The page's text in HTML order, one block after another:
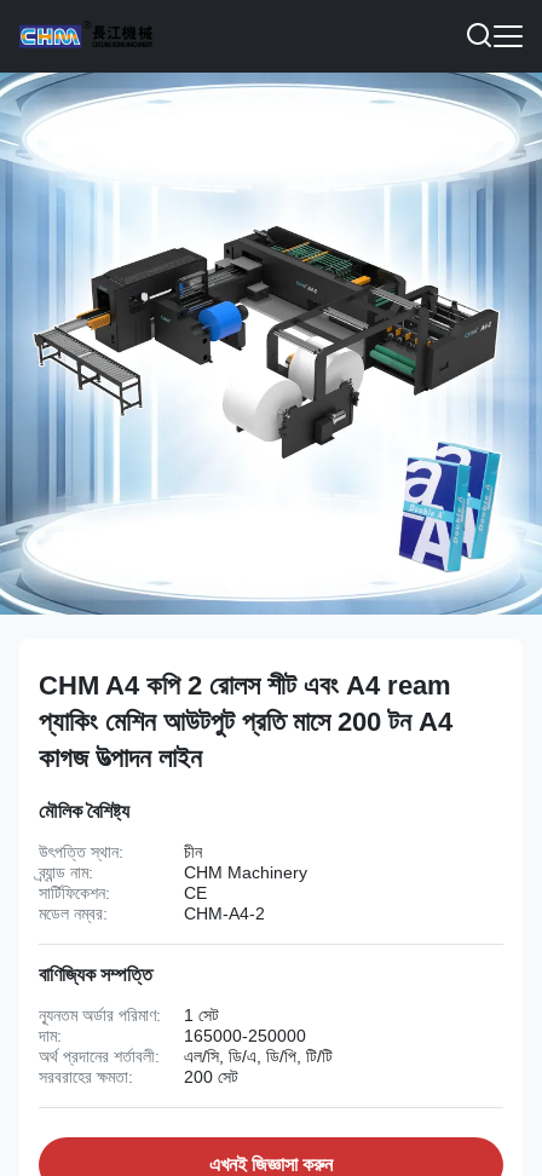
CHM A4 কপি 2 রোলস শীট এবং A4 ream
প্যাকিং মেশিন আউটপুট প্রতি মাসে 200 টন A4
কাগজ উত্পাদন লাইন
মৌলিক বৈশিষ্ট্য
উৎপত্তি স্থান:
চীন
ব্র্যান্ড নাম:
CHM Machinery
সার্টিফিকেশন:
CE
মডেল নম্বর:
CHM-A4-2
বাণিজ্যিক সম্পত্তি
ন্যূনতম অর্ডার পরিমাণ:
1 সেট
দাম:
165000-250000
অর্থ প্রদানের শর্তাবলী:
এল/সি, ডি/এ, ডি/পি, টি/টি
সরবরাহের ক্ষমতা:
200 সেট
এখনই জিজ্ঞাসা করুন